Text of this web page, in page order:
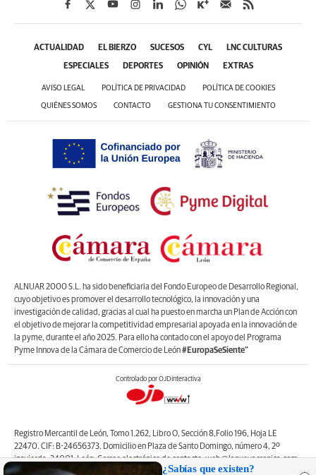
ACTUALIDAD EL BIERZO SUCESOS CYL LNC CULTURAS
ESPECIALES DEPORTES OPINIÓN EXTRAS
AVISO LEGAL POLÍTICA DE PRIVACIDAD POLÍTICA DE COOKIES
QUIÉNES SOMOS CONTACTO GESTIONA TU CONSENTIMIENTO
ALNUAR 2000 S.L. ha sido beneficiaria del Fondo Europeo de Desarrollo Regional,
cuyo objetivo es promover el desarrollo tecnológico, la innovación y una
investigación de calidad, gracias al cual ha puesto en marcha un Plan de Acción con
el objetivo de mejorar la competitividad empresarial apoyada en la innovación de
la pyme, durante el año 2025. Para ello ha contado con el apoyo del Programa
Pyme Innova de la Cámara de Comercio de León#EuropaSeSiente”
Controlado por OJDinteractiva
Registro Mercantil de León, Tomo 1.262, Libro O, Sección 8,Folio 196, Hoja LE
22470. CIF: B-24656373. Domicilio en Plaza de Santo Domingo, número 4, 2º
izquierda, 24001, León. Correo electrónico de contacto: web@lanuevacronica.com.
Copyright © ALNUAR 2000 S.L. (LA NUEVA CRÓNICA). Incluye contenidos de la
¿Sabías que existen?